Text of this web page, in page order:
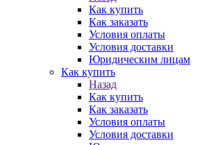
Как купить
Как заказать
Условия оплаты
Условия доставки
Юридическим лицам
Как купить
Назад
Как купить
Как заказать
Условия оплаты
Условия доставки